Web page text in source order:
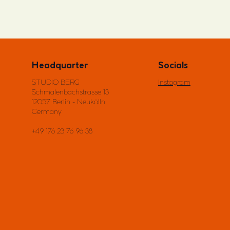
Headquarter
STUDIO BERG
Schmalenbachstrasse 13
12057 Berlin - Neukölln
Germany
+49 176 23 76 96 38
Socials
Instagram